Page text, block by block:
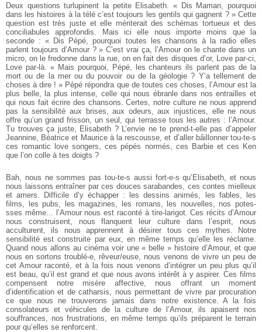
Deux questions turlupinent la petite Elisabeth. « Dis Maman, pourquoi
dans les histoires à la télé c’est toujours les gentils qui gagnent ? » Cette
question est très juste et elle mériterait des schémas tortueux et des
conciliabules approfondis. Mais ici elle nous importe moins que la
seconde : « Dis Pépé, pourquoi toutes les chansons à la radio elles
parlent toujours d’Amour ? » C’est vrai ça, l’Amour on le chante dans un
micro, on le fredonne dans la rue, on en fait des disques d’or, Love par-ci,
Love par-là. « Mais pourquoi, Pépé, les chanteurs ils parlent pas de la
mort ou de la mer ou du pouvoir ou de la géologie ? Y’a tellement de
choses à dire ! » Pépé répondra que de toutes ces choses, l’Amour est la
plus belle, la plus intense, celle qui nous ébranle dans nos entrailles et
qui nous fait écrire des chansons. Certes, notre culture ne nous apprend
pas la sensibilité aux brises, aux odeurs, aux injustices, elle ne nous
offre qu’un grand frisson, un seul, qui terrasse tous les autres : l’Amour.
Tu trouves ça juste, Elisabeth ? L’envie ne te prend-t-elle pas d’appeler
Jeannine, Béatrice et Maurice à la rescousse, et d’aller bâillonner tou-te-s
ces romantic love songers, ces pépés normés, ces Barbie et ces Ken
que l’on colle à tes doigts ?
Bah, nous ne sommes pas tou-te-s aussi fort-e-s qu’Elisabeth, et nous
nous laissons entraîner par ces douces sarabandes, ces contes mielleux
et amers. Difficile d’y échapper : les dessins animés, les fables, les
films, les pubs, les magazines, les romans, les nouvelles, nos potes-
sses même... l’Amour nous est raconté à tire-larigot. Ces récits d’Amour
nous construisent, nous flanquent leur culture dans l’esprit, nous
acculturent, ils nous apprennent à désirer tous ces mythes. Notre
sensibilité est construite par eux, en même temps qu’elle les réclame.
Quand nous allons au cinéma voir une « belle » histoire d’Amour, et que
nous en sortons troublé-e, rêveur/euse, nous venons de vivre un peu de
cet Amour raconté, et à la fois nous venons d’intégrer un peu plus qu’il
est beau, qu’il est grand et que nous avons intérêt à y aspirer. Ces films
compensent notre misère affective, nous offrant un moment
d’identification et de catharsis, nous permettant de vivre par procuration
ce que nous ne trouverons jamais dans notre existence. A la fois
consolateurs et véhicules de la culture de l’Amour, ils apaisent nos
souffrances, nos frustrations, en même temps qu’ils préparent le terrain
pour qu’elles se renforcent.